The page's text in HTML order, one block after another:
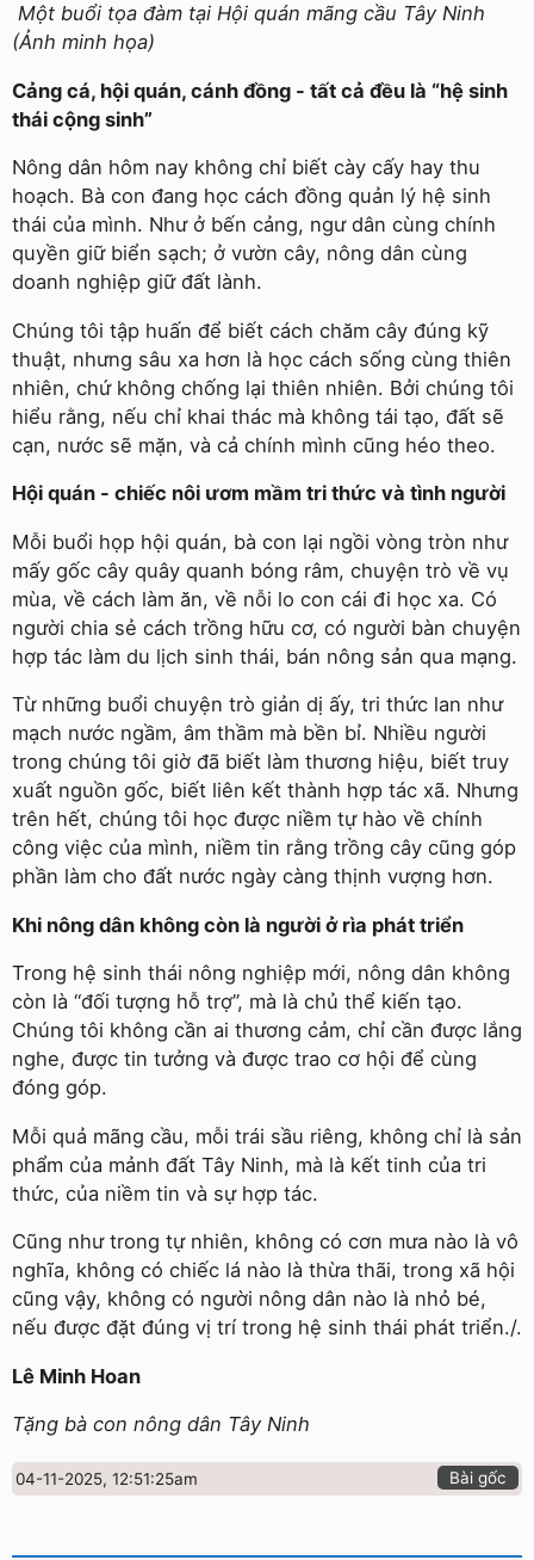
Một buổi tọa đàm tại Hội quán mãng cầu Tây Ninh
(Ảnh minh họa)
Cảng cá, hội quán, cánh đồng - tất cả đều là “hệ sinh
thái cộng sinh”
Nông dân hôm nay không chỉ biết cày cấy hay thu
hoạch. Bà con đang học cách đồng quản lý hệ sinh
thái của mình. Như ở bến cảng, ngư dân cùng chính
quyền giữ biển sạch; ở vườn cây, nông dân cùng
doanh nghiệp giữ đất lành.
Chúng tôi tập huấn để biết cách chăm cây đúng kỹ
thuật, nhưng sâu xa hơn là học cách sống cùng thiên
nhiên, chứ không chống lại thiên nhiên. Bởi chúng tôi
hiểu rằng, nếu chỉ khai thác mà không tái tạo, đất sẽ
cạn, nước sẽ mặn, và cả chính mình cũng héo theo.
Hội quán - chiếc nôi ươm mầm tri thức và tình người
Mỗi buổi họp hội quán, bà con lại ngồi vòng tròn như
mấy gốc cây quây quanh bóng râm, chuyện trò về vụ
mùa, về cách làm ăn, về nỗi lo con cái đi học xa. Có
người chia sẻ cách trồng hữu cơ, có người bàn chuyện
hợp tác làm du lịch sinh thái, bán nông sản qua mạng.
Từ những buổi chuyện trò giản dị ấy, tri thức lan như
mạch nước ngầm, âm thầm mà bền bỉ. Nhiều người
trong chúng tôi giờ đã biết làm thương hiệu, biết truy
xuất nguồn gốc, biết liên kết thành hợp tác xã. Nhưng
trên hết, chúng tôi học được niềm tự hào về chính
công việc của mình, niềm tin rằng trồng cây cũng góp
phần làm cho đất nước ngày càng thịnh vượng hơn.
Khi nông dân không còn là người ở rìa phát triển
Trong hệ sinh thái nông nghiệp mới, nông dân không
còn là “đối tượng hỗ trợ”, mà là chủ thể kiến tạo.
Chúng tôi không cần ai thương cảm, chỉ cần được lắng
nghe, được tin tưởng và được trao cơ hội để cùng
đóng góp.
Mỗi quả mãng cầu, mỗi trái sầu riêng, không chỉ là sản
phẩm của mảnh đất Tây Ninh, mà là kết tinh của tri
thức, của niềm tin và sự hợp tác.
Cũng như trong tự nhiên, không có cơn mưa nào là vô
nghĩa, không có chiếc lá nào là thừa thãi, trong xã hội
cũng vậy, không có người nông dân nào là nhỏ bé,
nếu được đặt đúng vị trí trong hệ sinh thái phát triển./.
Lê Minh Hoan
Tặng bà con nông dân Tây Ninh
04-11-2025, 12:51:25am Bài gốc